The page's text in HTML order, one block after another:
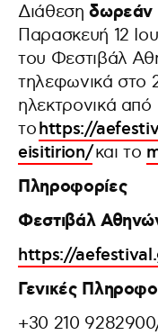
Διάθεσηδωρεάν
Παρασκευή 12
του Φεστιβάλ
τηλεφωνικά στο
ηλεκτρονικά από
τοhttps://
eisitirion/και το
Πληροφορίες
Φεστιβάλ
https://
Γενικές
+30 210